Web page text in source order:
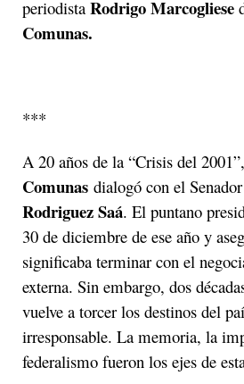
periodista Rodrigo Marcogliese
Comunas.
***
A 20 años de la “Crisis del
Comunas dialogó con el
Rodriguez Saá. El puntano
30 de diciembre de ese año y
significaba terminar con el
externa. Sin embargo, dos
vuelve a torcer los destinos del
irresponsable. La memoria, la
federalismo fueron los ejes de